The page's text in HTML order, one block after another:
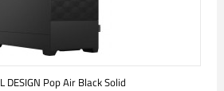
DESIGN Pop Air Black Solid